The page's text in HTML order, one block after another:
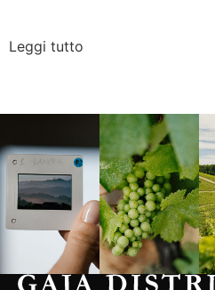
Leggi tutto
Borgogna,
Francia